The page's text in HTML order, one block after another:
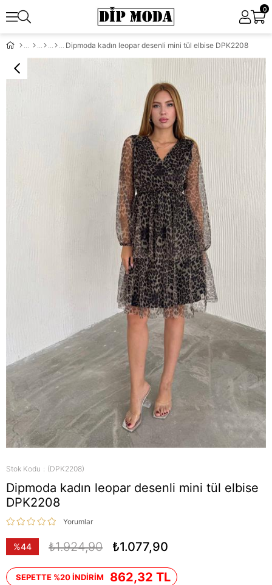
0
Dipmoda kadın leopar desenli mini tül elbise DPK2208
Stok Kodu (DPK2208)
Dipmoda kadın leopar desenli mini tül elbise
DPK2208
Yorumlar
%44
₺1.924,90 ₺1.077,90
SEPETTE %20 İNDİRİM 862,32 TL